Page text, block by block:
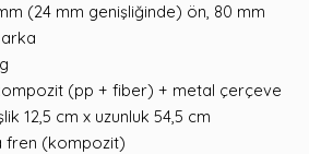
(24 mm genişliğinde) ön, 80 mm
(pp + fiber) + metal çerçeve
12,5 cm x uzunluk 54,5 cm
fren (kompozit)